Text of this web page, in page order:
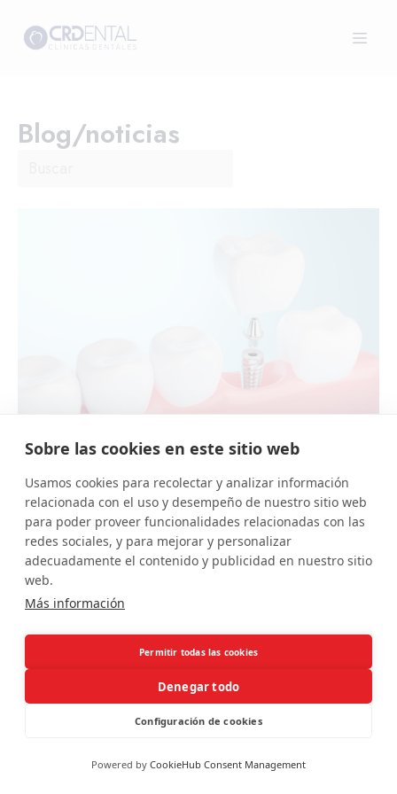
Blog/noticias
Precio de los implantes dentales en
Sevilla: qué debe inc...
Apr 20, 2026
Sobre las cookies en este sitio web
Usamos cookies para recolectar y analizar información
relacionada con el uso y desempeño de nuestro sitio web
para poder proveer funcionalidades relacionadas con las
redes sociales, y para mejorar y personalizar
adecuadamente el contenido y publicidad en nuestro sitio
web.
Más información
Permitir todas las cookies
Denegar todo
Configuración de cookies
Powered by CookieHub Consent Management